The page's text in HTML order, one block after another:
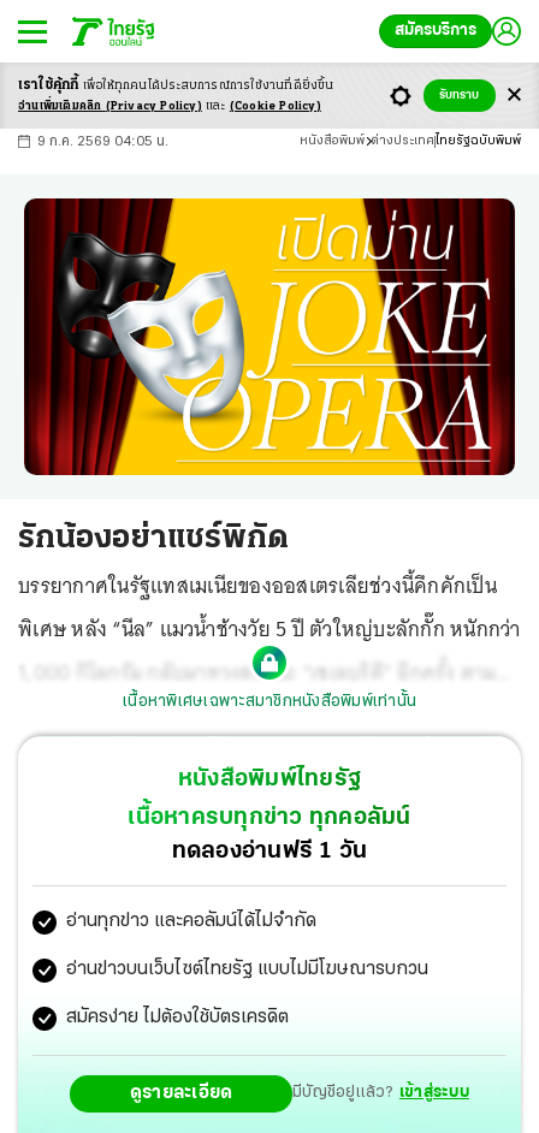
สมัครบริการ
-ก ก ก+
9 ก.ค. 2569 04:05 น. หนังสือพิมพ์ ต่างประเทศ ไทยรัฐฉบับพิมพ์
รักน้องอย่าแชร์พิกัด
บรรยากาศในรัฐแทสเมเนียของออสเตรเลียช่วงนี้คึกคักเป็น
พิเศษ หลัง “นีล” แมวน้ำช้างวัย 5 ปี ตัวใหญ่บะลักกั๊ก หนักกว่า
1,000 กิโลกรัม กลับมาทวงสถานะ “เซเลบริตี” อีกครั้ง ตาม
วงจรชีวิตที่จะแวะมาปีละ 2 ครั้ง
เนื้อหาพิเศษเฉพาะสมาชิกหนังสือพิมพ์เท่านั้น
หนังสือพิมพ์ไทยรัฐ
เนื้อหาครบทุกข่าว ทุกคอลัมน์
ทดลองอ่านฟรี 1 วัน
อ่านทุกข่าว และคอลัมน์ได้ไม่จำกัด
อ่านข่าวบนเว็บไซต์ไทยรัฐ แบบไม่มีโฆษณารบกวน
สมัครง่าย ไม่ต้องใช้บัตรเครดิต
ดูรายละเอียด มีบัญชีอยู่แล้ว? เข้าสู่ระบบ
เราใช้คุ้กกี้ เพื่อให้ทุกคนได้ประสบการณ์การใช้งานที่ดียิ่งขึ้น
อ่านเพิ่มเติมคลิก (Privacy Policy) และ (Cookie Policy)
รับทราบ